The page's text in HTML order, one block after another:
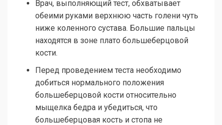
Врач, выполняющий тест, обхватывает
обеими руками верхнюю часть голени чуть
ниже коленного сустава. Большие пальцы
находятся в зоне плато большеберцовой
кости.
Перед проведением теста необходимо
добиться нормального положения
большеберцовой кости относительно
мыщелка бедра и убедиться, что
большеберцовая кость и стопа не